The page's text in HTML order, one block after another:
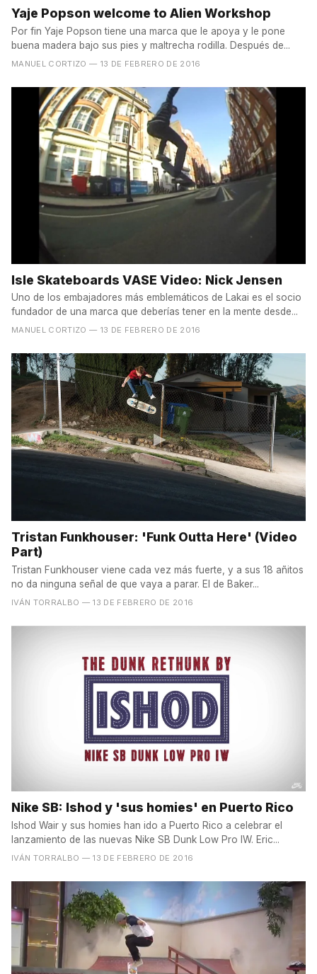
Yaje Popson welcome to Alien Workshop
Por fin Yaje Popson tiene una marca que le apoya y le pone
buena madera bajo sus pies y maltrecha rodilla. Después de...
MANUEL CORTIZO — 13 DE FEBRERO DE 2016
Isle Skateboards VASE Video: Nick Jensen
Uno de los embajadores más emblemáticos de Lakai es el socio
fundador de una marca que deberías tener en la mente desde...
MANUEL CORTIZO — 13 DE FEBRERO DE 2016
Tristan Funkhouser: 'Funk Outta Here' (Video
Part)
Tristan Funkhouser viene cada vez más fuerte, y a sus 18 añitos
no da ninguna señal de que vaya a parar. El de Baker...
IVÁN TORRALBO — 13 DE FEBRERO DE 2016
Nike SB: Ishod y 'sus homies' en Puerto Rico
Ishod Wair y sus homies han ido a Puerto Rico a celebrar el
lanzamiento de las nuevas Nike SB Dunk Low Pro IW. Eric...
IVÁN TORRALBO — 13 DE FEBRERO DE 2016